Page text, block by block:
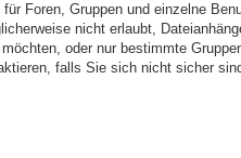
Foren, Gruppen und einzelne
nicht erlaubt,
oder nur bestimmte
falls Sie sich nicht sicher